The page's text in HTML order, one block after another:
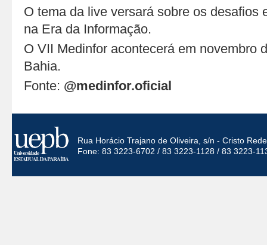
O tema da live versará sobre os desafios
na Era da Informação.
O VII Medinfor acontecerá em novembro
Bahia.
Fonte: @medinfor.oficial
Rua Horácio Trajano de Oliveira, s/n - Cristo
Fone: 83 3223-6702 / 83 3223-1128 / 83 3223-